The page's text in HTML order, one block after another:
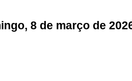
8 de março de